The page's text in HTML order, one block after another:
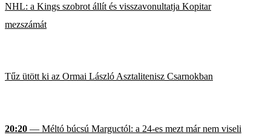
NHL: a Kings szobrot állít és visszavonultatja Kopitar
mezszámát
Tűz ütött ki az Ormai László Asztalitenisz Csarnokban
20:20 — Méltó búcsú Marguctól: a 24-es mezt már nem viseli